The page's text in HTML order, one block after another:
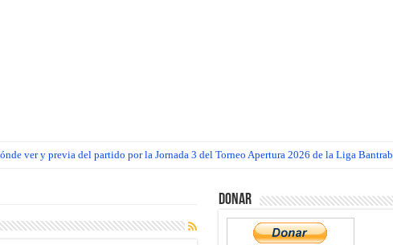
ver y previa del partido por la Jornada 3 del Torneo Apertura 2026 de la Liga Bantrab
Donar